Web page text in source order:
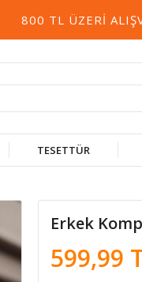
800 TL ÜZERI
TESETTÜR
Erkek
599,99